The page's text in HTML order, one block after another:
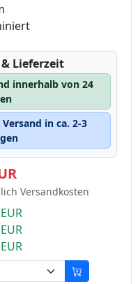
Lieferzeit
innerhalb von 24
in ca. 2-3
Versandkosten